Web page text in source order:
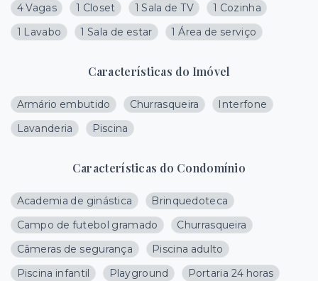
4 Vagas
1 Closet 1 Sala de TV
1 Cozinha
1 Lavabo
1 Sala de estar 1 Área de serviço
Características do Imóvel
Armário embutido Churrasqueira
Interfone
Lavanderia
Piscina
Características do Condomínio
Academia de ginástica
Brinquedoteca
Campo de futebol gramado
Churrasqueira
Câmeras de segurança
Piscina adulto
Piscina infantil
Playground
Portaria 24 horas